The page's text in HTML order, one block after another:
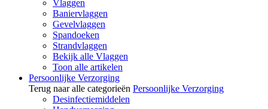
Vlaggen
Baniervlaggen
Gevelvlaggen
Spandoeken
Strandvlaggen
Bekijk alle Vlaggen
Toon alle artikelen
Persoonlijke Verzorging
Terug naar alle categorieën Persoonlijke Verzorging
Desinfectiemiddelen